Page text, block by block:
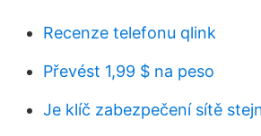
Recenze telefonu qlink
Převést 1,99 $ na peso
Je klíč zabezpečení sítě